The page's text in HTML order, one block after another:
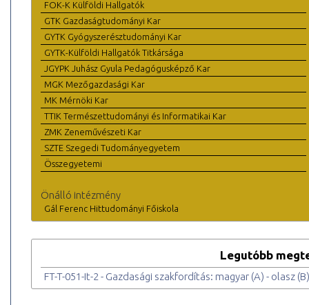
FOK-K Külföldi Hallgatók
GTK Gazdaságtudományi Kar
GYTK Gyógyszerésztudományi Kar
GYTK-Külföldi Hallgatók Titkársága
JGYPK Juhász Gyula Pedagógusképző Kar
MGK Mezőgazdasági Kar
MK Mérnöki Kar
TTIK Természettudományi és Informatikai Kar
ZMK Zeneművészeti Kar
SZTE Szegedi Tudományegyetem
Összegyetemi
Önálló intézmény
Gál Ferenc Hittudományi Főiskola
Legutóbb
FT-T-051-It-2 - Gazdasági szakfordítás: magyar (A) - olasz (B)